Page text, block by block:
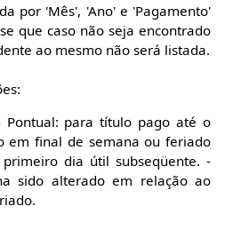
por 'Mês', 'Ano' e 'Pagamento'
que caso não seja encontrado
ao mesmo não será listada.
para título pago até o
em final de semana ou feriado
dia útil subseqüente. -
sido alterado em relação ao